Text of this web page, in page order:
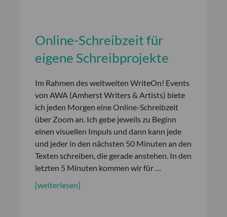
Online-Schreibzeit für
eigene Schreibprojekte
Im Rahmen des weltweiten WriteOn! Events
von AWA (Amherst Writers & Artists) biete
ich jeden Morgen eine Online-Schreibzeit
über Zoom an. Ich gebe jeweils zu Beginn
einen visuellen Impuls und dann kann jede
und jeder in den nächsten 50 Minuten an den
Texten schreiben, die gerade anstehen. In den
letzten 5 Minuten kommen wir für …
[weiterlesen]